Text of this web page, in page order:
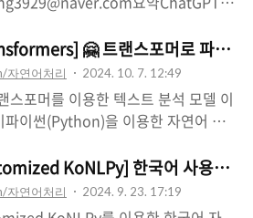
검색 기능 설계하기웹 검색 기능을
수 있습니다. 제작 목적 및 편의성, 예
라 알맞은 방법을 선택해..
해서 의도치 않은 응답을 이끌어내는
식입니다. 아래에는 프롬프트 인젝션
유형과 이를 막을 수 있는 간단한 예
펴보도록 하겠습니다. 챗GPT API를
코드 예시를 작성했으니 LLM 관련 서
기획할 때 테스트 케이스 작성에 활용
는 프롬프트를 크게 두 종류로 나누어
니다. 시스템 프롬프트(System P..
럽게 말하는 환각 현상을 일으키기도
이런 문제를 줄이기 위해 등장한 기
로 RAG(Retrieval-Augmented
입니다. RAG는 외부 문서를 함
해 답변하도록 만드는 방식이라, 신뢰
는 데이터를 인용하는 것과 같은 효
릴 수 있어요. 생성형 AI를 사용하다
대로 대답한게 맞나 싶은 순간이 종종
🤗 트랜스포머로 파이썬
자연어처리 2024. 10. 7. 12:49
스포머를 이용한 텍스트 분석 모델 이
파이썬(Python)을 이용한 자연어 처
서 최근 많이들 이용하는 라이브러리
페이스 트랜스포머(HuggingFace
를 빼놓을 수 없습니다. 이 라
KoNLPy] 한국어 사용자
자연어처리 2024. 9. 23. 17:19